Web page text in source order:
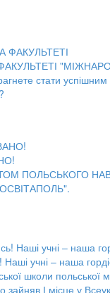
стати
ПОЛЬСЬКОГО
учні – наша
школи польської
І місце у